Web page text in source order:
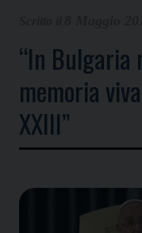
“In Bulgaria
memoria
XXIII”